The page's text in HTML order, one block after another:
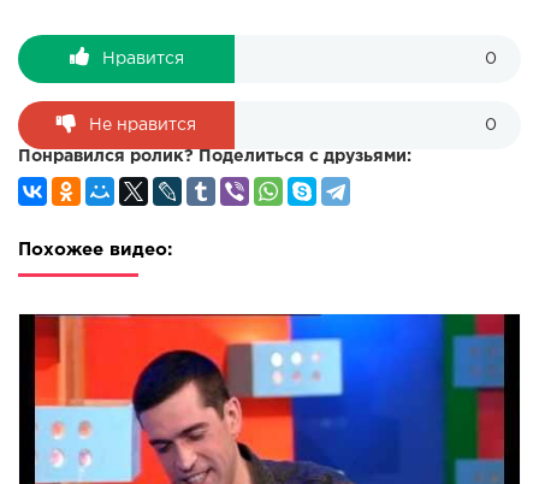
Нравится 0
Не нравится 0
Понравился ролик? Поделиться с друзьями:
Похожее видео: